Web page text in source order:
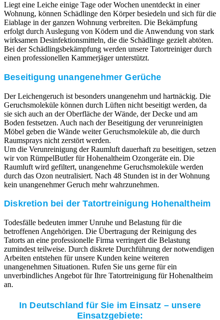
Liegt eine Leiche einige Tage oder Wochen unentdeckt in einer
Wohnung, können Schädlinge den Körper besiedeln und sich für die
Eiablage in der ganzen Wohnung verbreiten. Die Bekämpfung
erfolgt durch Auslegung von Ködern und die Anwendung von stark
wirksamen Desinfektionsmitteln, die die Schädlinge gezielt abtöten.
Bei der Schädlingsbekämpfung werden unsere Tatortreiniger durch
einen professionellen Kammerjäger unterstützt.
Beseitigung unangenehmer Gerüche
Der Leichengeruch ist besonders unangenehm und hartnäckig. Die
Geruchsmoleküle können durch Lüften nicht beseitigt werden, da
sie sich auch an der Oberfläche der Wände, der Decke und am
Boden festsetzen. Auch nach der Beseitigung der verunreinigten
Möbel geben die Wände weiter Geruchsmoleküle ab, die durch
Raumsprays nicht zerstört werden.
Um die Verunreinigung der Raumluft dauerhaft zu beseitigen, setzen
wir von RümpelButler für Hohenaltheim Ozongeräte ein. Die
Raumluft wird gefiltert, unangenehme Geruchsmoleküle werden
durch das Ozon neutralisiert. Nach 48 Stunden ist in der Wohnung
kein unangenehmer Geruch mehr wahrzunehmen.
Diskretion bei der Tatortreinigung Hohenaltheim
Todesfälle bedeuten immer Unruhe und Belastung für die
betroffenen Angehörigen. Die Übertragung der Reinigung des
Tatorts an eine professionelle Firma verringert die Belastung
zumindest teilweise. Durch diskrete Durchführung der notwendigen
Arbeiten entstehen für unsere Kunden keine weiteren
unangenehmen Situationen. Rufen Sie uns gerne für ein
unverbindliches Angebot für Ihre Tatortreinigung für Hohenaltheim
an.
In Deutschland für Sie im Einsatz – unsere
Einsatzgebiete: